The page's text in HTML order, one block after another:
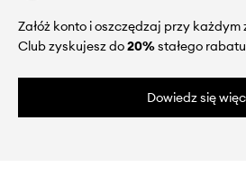
Załóż konto i oszczędzaj przy
Club zyskujesz do20%stałego
Dowiedz się